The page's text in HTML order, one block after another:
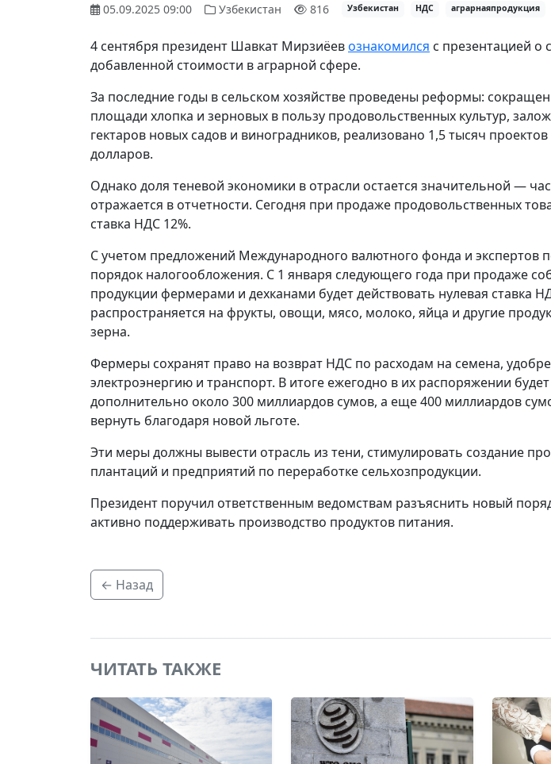
05.09.2025 09:00 Узбекистан 816 Узбекистан НДС аграрнаяпродукция
4 сентября президент Шавкат Мирзиёевознакомился с презентацией о
добавленной стоимости в аграрной сфере.
За последние годы в сельском хозяйстве проведены реформы:
площади хлопка и зерновых в пользу продовольственных культур,
гектаров новых садов и виноградников, реализовано 1,5 тысяч
долларов.
Однако доля теневой экономики в отрасли остается значительной —
отражается в отчетности. Сегодня при продаже продовольственных
ставка НДС 12%.
С учетом предложений Международного валютного фонда и экспертов
порядок налогообложения. С 1 января следующего года при продаже
продукции фермерами и дехканами будет действовать нулевая ставка
распространяется на фрукты, овощи, мясо, молоко, яйца и другие
зерна.
Фермеры сохранят право на возврат НДС по расходам на семена,
электроэнергию и транспорт. В итоге ежегодно в их распоряжении будет
дополнительно около 300 миллиардов сумов, а еще 400 миллиардов
вернуть благодаря новой льготе.
Эти меры должны вывести отрасль из тени, стимулировать создание
плантаций и предприятий по переработке сельхозпродукции.
Президент поручил ответственным ведомствам разъяснить новый
активно поддерживать производство продуктов питания.
← Назад
ЧИТАТЬ ТАКЖЕ